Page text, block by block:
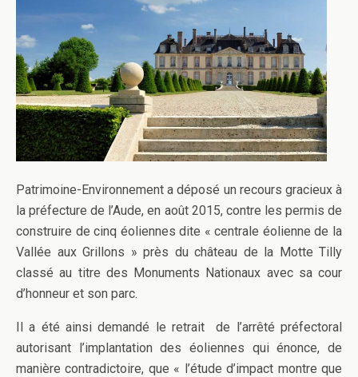
Patrimoine-Environnement a déposé un recours gracieux à
la préfecture de l’Aude, en août 2015, contre les permis de
construire de cinq éoliennes dite « centrale éolienne de la
Vallée aux Grillons » près du château de la Motte Tilly
classé au titre des Monuments Nationaux avec sa cour
d’honneur et son parc.
Il a été ainsi demandé le retrait de l’arrêté préfectoral
autorisant l’implantation des éoliennes qui énonce, de
manière contradictoire, que « l’étude d’impact montre que